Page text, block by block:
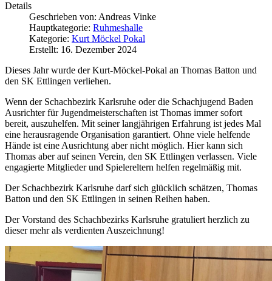
Details
Geschrieben von: Andreas Vinke
Hauptkategorie: Ruhmeshalle
Kategorie: Kurt Möckel Pokal
Erstellt: 16. Dezember 2024
Dieses Jahr wurde der Kurt-Möckel-Pokal an Thomas Batton und
den SK Ettlingen verliehen.
Wenn der Schachbezirk Karlsruhe oder die Schachjugend Baden
Ausrichter für Jugendmeisterschaften ist Thomas immer sofort
bereit, auszuhelfen. Mit seiner langjährigen Erfahrung ist jedes Mal
eine herausragende Organisation garantiert. Ohne viele helfende
Hände ist eine Ausrichtung aber nicht möglich. Hier kann sich
Thomas aber auf seinen Verein, den SK Ettlingen verlassen. Viele
engagierte Mitglieder und Spielereltern helfen regelmäßig mit.
Der Schachbezirk Karlsruhe darf sich glücklich schätzen, Thomas
Batton und den SK Ettlingen in seinen Reihen haben.
Der Vorstand des Schachbezirks Karlsruhe gratuliert herzlich zu
dieser mehr als verdienten Auszeichnung!